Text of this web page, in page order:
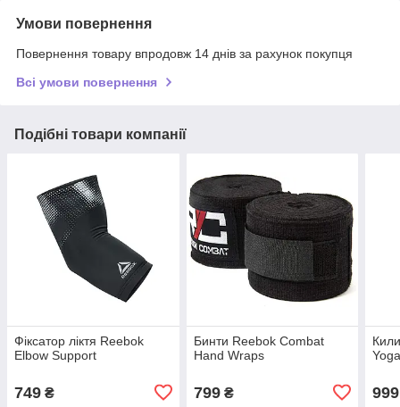
Умови повернення
Повернення товару впродовж 14 днів за рахунок покупця
Всі умови повернення
Подібні товари компанії
Фіксатор ліктя Reebok
Elbow Support
749 ₴
Бинти Reebok Combat
Hand Wraps
799₴ 999